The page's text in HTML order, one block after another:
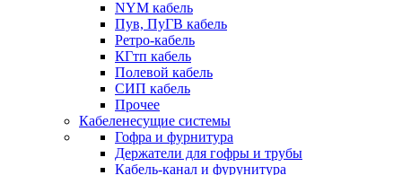
NYM кабель
Пув, ПуГВ кабель
Ретро-кабель
КГтп кабель
Полевой кабель
СИП кабель
Прочее
Кабеленесущие системы
Гофра и фурнитура
Держатели для гофры и трубы
Кабель-канал и фурунитура